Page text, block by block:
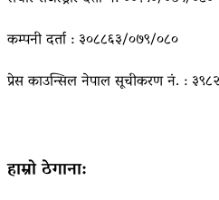
कम्पनी दर्ता : ३०८८६३/०७९/०८०
प्रेस काउन्सिल नेपाल सूचीकरण नं. : ३९८२
हाम्रो ठेगाना: